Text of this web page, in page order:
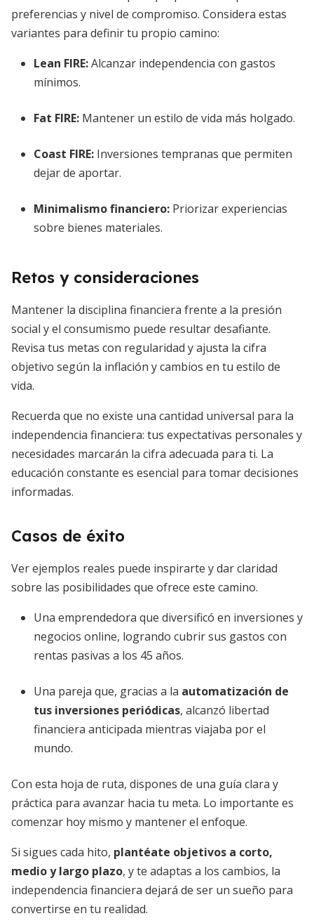
preferencias y nivel de compromiso. Considera estas
variantes para definir tu propio camino:
Lean FIRE:Alcanzar independencia con gastos
mínimos.
Fat FIRE: Mantener un estilo de vida más holgado.
Coast FIRE: Inversiones tempranas que permiten
dejar de aportar.
Minimalismo financiero: Priorizar experiencias
sobre bienes materiales.
Retos y consideraciones
Mantener la disciplina financiera frente a la presión
social y el consumismo puede resultar desafiante.
Revisa tus metas con regularidad y ajusta la cifra
objetivo según la inflación y cambios en tu estilo de
vida.
Recuerda que no existe una cantidad universal para la
independencia financiera: tus expectativas personales y
necesidades marcarán la cifra adecuada para ti. La
educación constante es esencial para tomar decisiones
informadas.
Casos de éxito
Ver ejemplos reales puede inspirarte y dar claridad
sobre las posibilidades que ofrece este camino.
Una emprendedora que diversificó en inversiones y
negocios online, logrando cubrir sus gastos con
rentas pasivas a los 45 años.
Una pareja que, gracias a la automatización de
tus inversiones periódicas, alcanzó libertad
financiera anticipada mientras viajaba por el
mundo.
Con esta hoja de ruta, dispones de una guía clara y
práctica para avanzar hacia tu meta. Lo importante es
comenzar hoy mismo y mantener el enfoque.
Si sigues cada hito, plantéate objetivos a corto,
medio y largo plazo, y te adaptas a los cambios, la
independencia financiera dejará de ser un sueño para
convertirse en tu realidad.